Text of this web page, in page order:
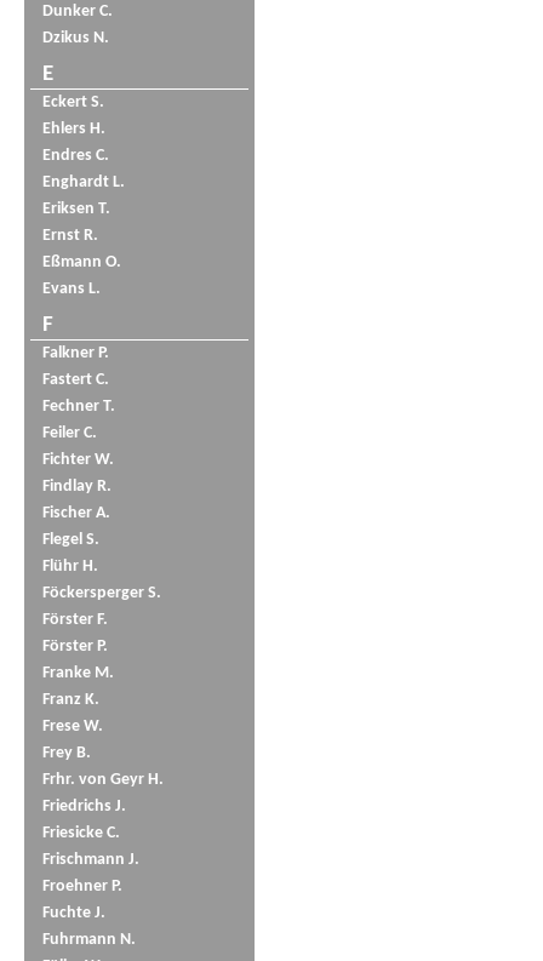
Dunker C.
Dzikus N.
E
Eckert S.
Ehlers H.
Endres C.
Enghardt L.
Eriksen T.
Ernst R.
Eßmann O.
Evans L.
F
Falkner P.
Fastert C.
Fechner T.
Feiler C.
Fichter W.
Findlay R.
Fischer A.
Flegel S.
Flühr H.
Föckersperger S.
Förster F.
Förster P.
Franke M.
Franz K.
Frese W.
Frey B.
Frhr. von Geyr H.
Friedrichs J.
Friesicke C.
Frischmann J.
Froehner P.
Fuchte J.
Fuhrmann N.